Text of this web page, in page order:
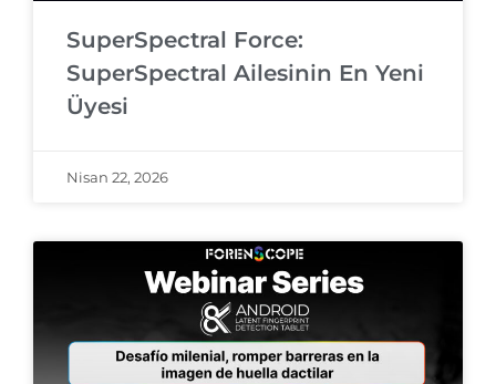
SuperSpectral Force:
SuperSpectral Ailesinin En Yeni
Üyesi
Nisan 22, 2026